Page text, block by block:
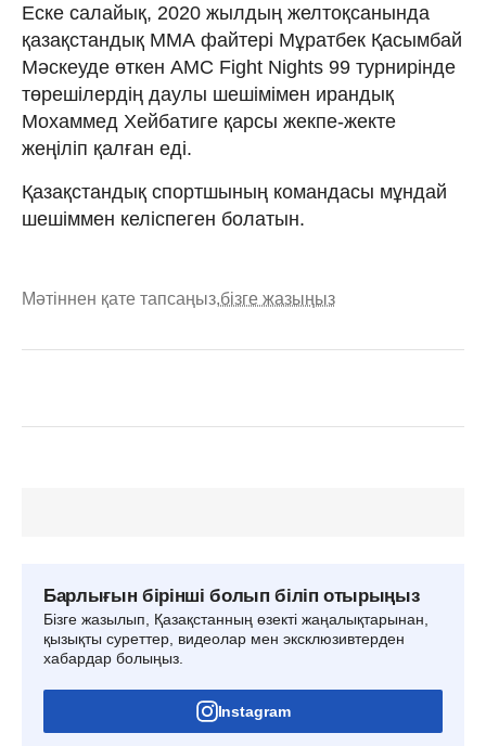
Еске салайық, 2020 жылдың желтоқсанында
қазақстандық ММА файтері Мұратбек Қасымбай
Мәскеуде өткен AMC Fight Nights 99 турнирінде
төрешілердің даулы шешімімен ирандық
Мохаммед Хейбатиге қарсы жекпе-жекте
жеңіліп қалған еді.
Қазақстандық спортшының командасы мұндай
шешіммен келіспеген болатын.
Мәтіннен қате тапсаңыз,бізге жазыңыз
Барлығын бірінші болып біліп отырыңыз
Бізге жазылып, Қазақстанның өзекті жаңалықтарынан,
қызықты суреттер, видеолар мен эксклюзивтерден
хабардар болыңыз.
Instagram